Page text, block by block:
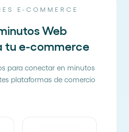
E-COMMERCE
Web
tu e-commerce
para conectar en minutos
plataformas de comercio